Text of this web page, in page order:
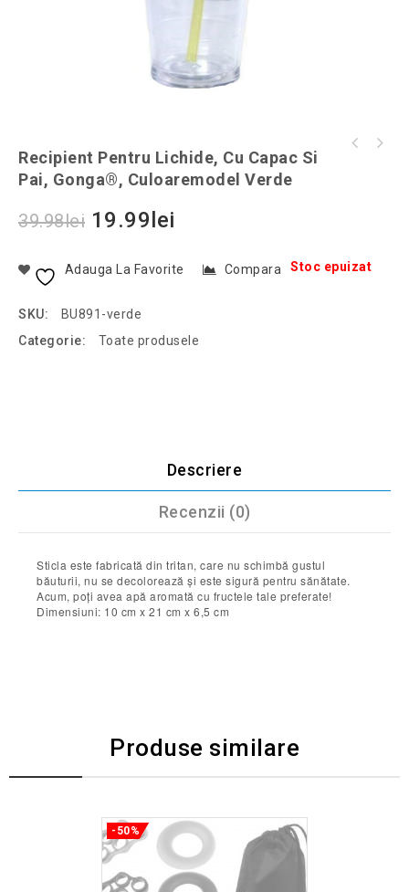
Recipient Pentru Lichide, Cu Capac Si
Pai, Gonga®, Culoaremodel Verde
39.98lei 19.99 lei
Stoc epuizat
Adauga La Favorite Compara
SKU:
BU891-verde
Categorie:
Toate produsele
Descriere
Recenzii (0)
Sticla este fabricată din tritan, care nu schimbă gustul
băuturii, nu se decolorează și este sigură pentru sănătate.
Acum, poți avea apă aromată cu fructele tale preferate!
Dimensiuni: 10 cm x 21 cm x 6,5 cm
Produse similare
-50%